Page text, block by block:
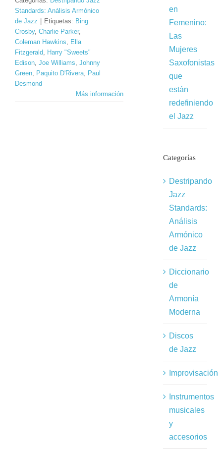
Standards: Análisis Armónico
de Jazz
Etiquetas: Bing
Crosby, Charlie Parker,
Coleman Hawkins
Ella
Fitzgerald
Harry "Sweets"
Edison Joe Williams Johnny
Green
Paquito D'Rivera
Paul
Desmond
Más información
en
Femenino:
Las
Mujeres
Saxofonistas
que
están
redefiniendo
el Jazz
Categorías
Destripando
Jazz
Standards:
Análisis
Armónico
de Jazz
Diccionario
de
Armonía
Moderna
Discos
de Jazz
Improvisación
Instrumentos
musicales
y
accesorios